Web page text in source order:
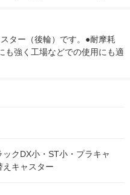
オリジナル
ター（後輪）です。●耐摩耗
も強く工場などでの使用にも適
クDX小・ST小・プラキャ
えキャスター